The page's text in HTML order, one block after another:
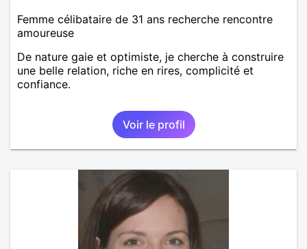
Femme célibataire de 31 ans recherche rencontre
amoureuse
De nature gaie et optimiste, je cherche à construire
une belle relation, riche en rires, complicité et
confiance.
Voir le profil